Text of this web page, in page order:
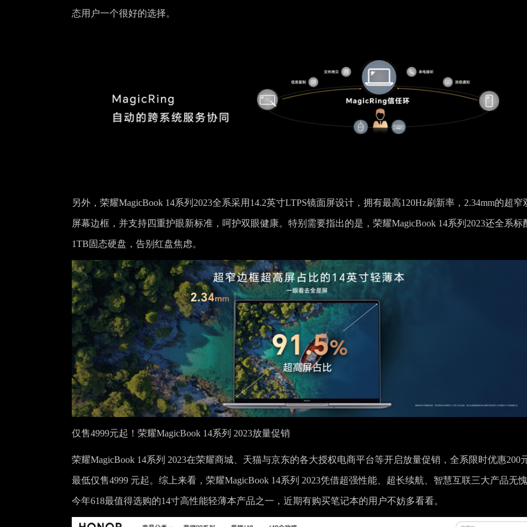
态用户一个很好的选择。
另外，荣耀MagicBook 14系列2023全系采用14.2英寸LTPS镜面屏设计，拥有最高120Hz刷新率，2.34mm的超窄
屏幕边框，并支持四重护眼新标准，呵护双眼健康。特别需要指出的是，荣耀MagicBook 14系列2023还全系标
1TB固态硬盘，告别红盘焦虑。
仅售4999元起！荣耀MagicBook 14系列 2023放量促销
荣耀MagicBook 14系列 2023在荣耀商城、天猫与京东的各大授权电商平台等开启放量促销，全系限时优惠200
最低仅售4999 元起。综上来看，荣耀MagicBook 14系列 2023凭借超强性能、超长续航、智慧互联三大产品无
今年618最值得选购的14寸高性能轻薄本产品之一，近期有购买笔记本的用户不妨多看看。